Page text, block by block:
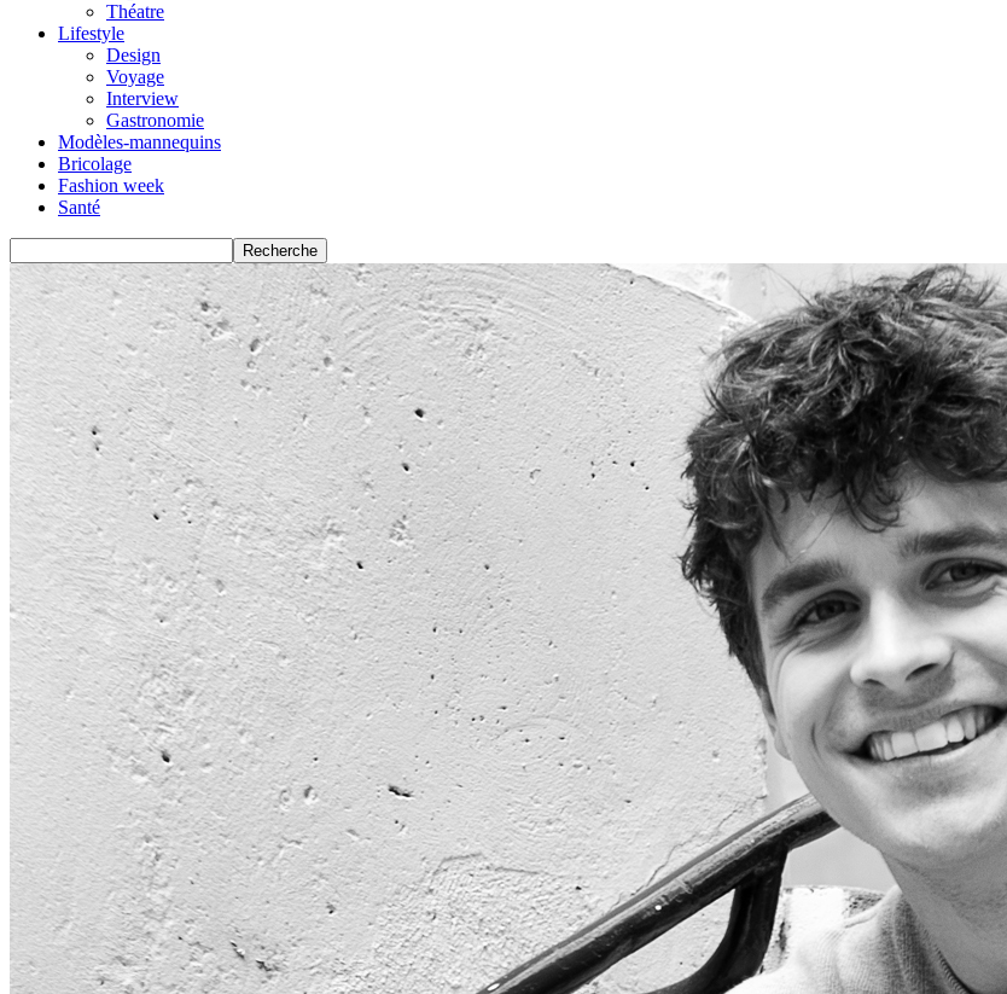
Théatre
Lifestyle
Design
Voyage
Interview
Gastronomie
Modèles-mannequins
Bricolage
Fashion week
Santé